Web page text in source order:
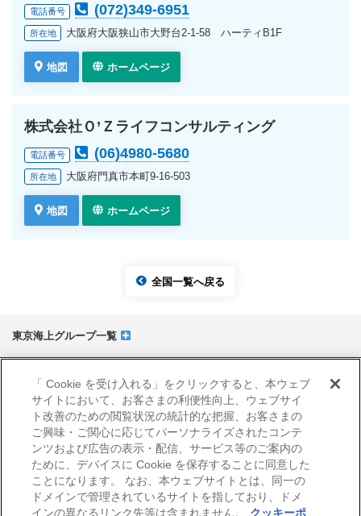
電話番号 (072)349-6951
所在地 大阪府大阪狭山市大野台2-1-58 ハーティB1F
地図 ホームページ
株式会社Ｏ’Ｚライフコンサルティング
電話番号 (06)4980-5680
所在地 大阪府門真市本町9-16-503
地図 ホームページ
全国一覧へ戻る
東京海上グループ一覧
サイトマップ
当サイトのご利用にあたって
勧誘方針
プライバシーポリシー（個人情報のお取扱いについて）
「 Cookie を受け入れる」をクリックすると、本ウェブ
サイトにおいて、お客さまの利便性向上、ウェブサイ
ト改善のための閲覧状況の統計的な把握、お客さまの
ご興味・ご関心に応じてパーソナライズされたコンテ
ンツおよび広告の表示・配信、サービス等のご案内の
ために、デバイスに Cookie を保存することに同意した
ことになります。 なお、本ウェブサイトとは、同一の
ドメインで管理されているサイトを指しており、ドメ
インの異なるリンク先等は含まれません。
クッキーポ